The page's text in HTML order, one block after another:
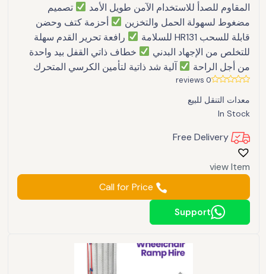
المقاوم للصدأ للاستخدام الآمن طويل الأمد
تصميم
مضغوط لسهولة الحمل والتخزين
أحزمة كتف وحضن
قابلة للسحب HR131 للسلامة
رافعة تحرير القدم سهلة
للتخلص من الإجهاد البدني
خطاف ذاتي القفل بيد واحدة
من أجل الراحة
آلية شد ذاتية لتأمين الكرسي المتحرك
0 reviews
معدات التنقل للبيع
In Stock
Free Delivery
view Item
Support